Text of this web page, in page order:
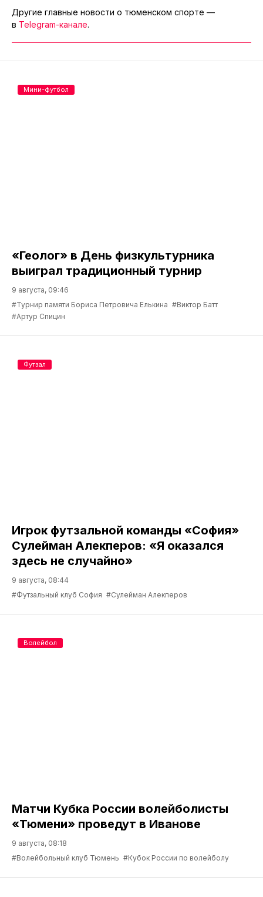
Другие главные новости о тюменском спорте —
в Telegram-канале.
«Геолог» в День физкультурника
выиграл традиционный турнир
9 августа, 09:46
#Турнир памяти Бориса Петровича Елькина #Виктор Батт
#Артур Спицин
Мини-футбол
Игрок футзальной команды «София»
Сулейман Алекперов: «Я оказался
здесь не случайно»
9 августа, 08:44
#Футзальный клуб София #Сулейман Алекперов
Футзал
Матчи Кубка России волейболисты
«Тюмени» проведут в Иванове
9 августа, 08:18
#Волейбольный клуб Тюмень #Кубок России по волейболу
Волейбол